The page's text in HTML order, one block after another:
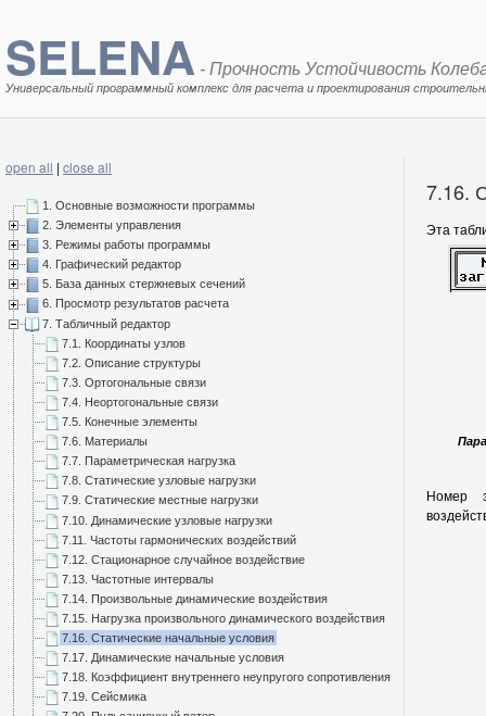
SELENA - Прочность Устойчивость
Универсальный программный комплекс для расчета и проектирования
open all | close all
1. Основные возможности программы
2. Элементы управления
3. Режимы работы программы
4. Графический редактор
5. База данных стержневых сечений
6. Просмотр результатов расчета
7. Табличный редактор
7.1. Координаты узлов
7.2. Описание структуры
7.3. Ортогональные связи
7.4. Неортогональные связи
7.5. Конечные элементы
7.6. Материалы
7.7. Параметрическая нагрузка
7.8. Статические узловые нагрузки
7.9. Статические местные нагрузки
7.10. Динамические узловые нагрузки
7.11. Частоты гармонических воздействий
7.12. Стационарное случайное воздействие
7.13. Частотные интервалы
7.14. Произвольные динамические воздействия
7.15. Нагрузка произвольного динамического воздействия
7.16. Статические начальные условия
7.17. Динамические начальные условия
7.18. Коэффициент внутреннего неупругого сопротивления
7.19. Сейсмика
7.16.
Эта
Номер